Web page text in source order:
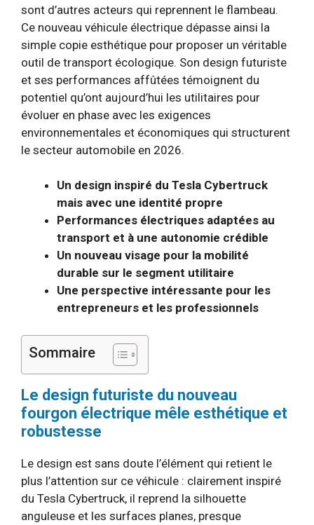
sont d’autres acteurs qui reprennent le flambeau.
Ce nouveau véhicule électrique dépasse ainsi la
simple copie esthétique pour proposer un véritable
outil de transport écologique. Son design futuriste
et ses performances affûtées témoignent du
potentiel qu’ont aujourd’hui les utilitaires pour
évoluer en phase avec les exigences
environnementales et économiques qui structurent
le secteur automobile en 2026.
Un design inspiré du Tesla Cybertruck
mais avec une identité propre
Performances électriques adaptées au
transport et à une autonomie crédible
Un nouveau visage pour la mobilité
durable sur le segment utilitaire
Une perspective intéressante pour les
entrepreneurs et les professionnels
Sommaire
Le design futuriste du nouveau
fourgon électrique mêle esthétique et
robustesse
Le design est sans doute l’élément qui retient le
plus l’attention sur ce véhicule : clairement inspiré
du Tesla Cybertruck, il reprend la silhouette
anguleuse et les surfaces planes, presque